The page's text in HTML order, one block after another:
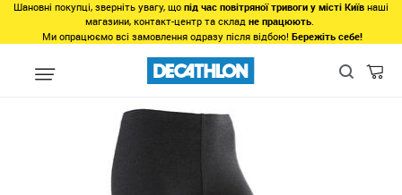
Шановні покупці, зверніть увагу, що під час повітряної тривоги у місті Київ наші
магазини, контакт-центр та склад не працюють.
Ми опрацюємо всі замовлення одразу після відбою! Бережіть себе!
Види спорту Фітнес, спортзал Фітнес Одяг для фітнесу